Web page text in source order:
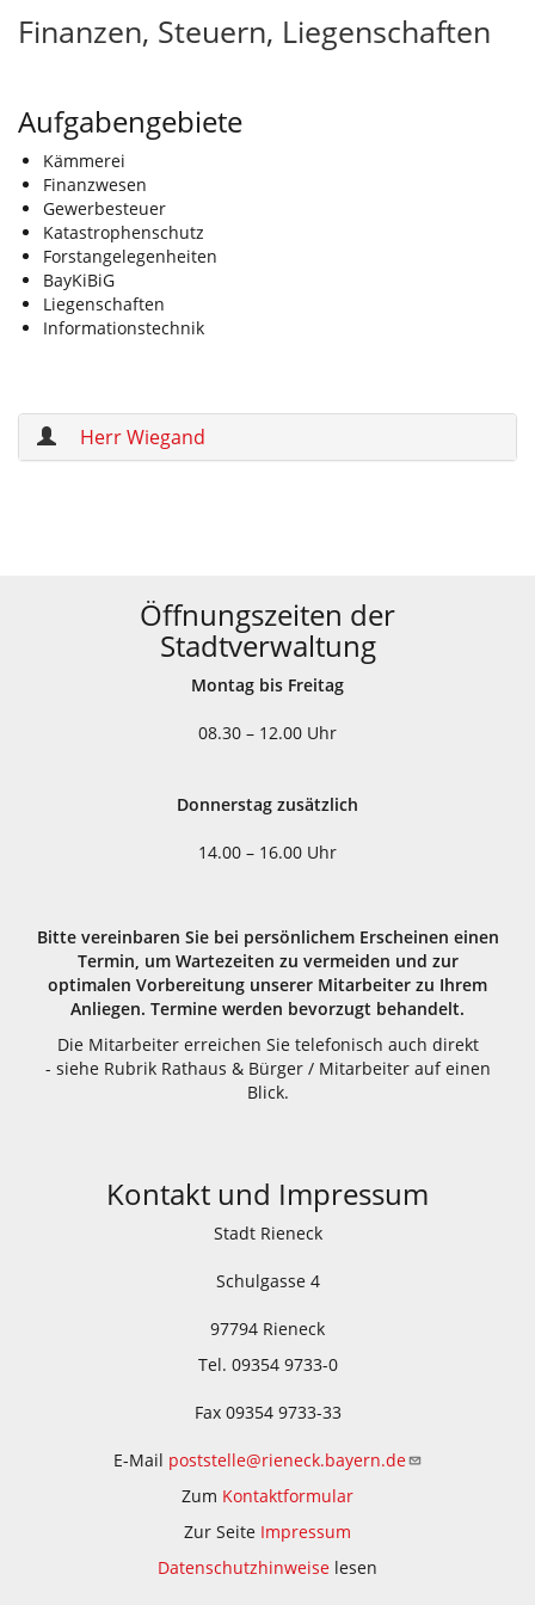
Finanzen, Steuern, Liegenschaften
Aufgabengebiete
Kämmerei
Finanzwesen
Gewerbesteuer
Katastrophenschutz
Forstangelegenheiten
BayKiBiG
Liegenschaften
Informationstechnik
Herr Wiegand
Öffnungszeiten der
Stadtverwaltung
Montag bis Freitag
08.30 – 12.00 Uhr
Donnerstag zusätzlich
14.00 – 16.00 Uhr
Bitte vereinbaren Sie bei persönlichem Erscheinen einen
Termin, um Wartezeiten zu vermeiden und zur
optimalen Vorbereitung unserer Mitarbeiter zu Ihrem
Anliegen. Termine werden bevorzugt behandelt.
Die Mitarbeiter erreichen Sie telefonisch auch direkt
- siehe Rubrik Rathaus & Bürger / Mitarbeiter auf einen
Blick.
Kontakt und Impressum
Stadt Rieneck
Schulgasse 4
97794 Rieneck
Tel. 09354 9733-0
Fax 09354 9733-33
E-Mail poststelle@rieneck.bayern.de
Zum Kontaktformular
Zur Seite Impressum
Datenschutzhinweise lesen